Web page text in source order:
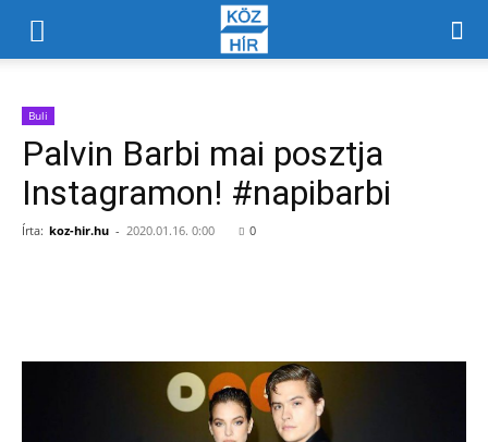
Buli
Palvin Barbi mai posztja
Instagramon! #napibarbi
Írta: koz-hir.hu - 2020.01.16. 0:00 0